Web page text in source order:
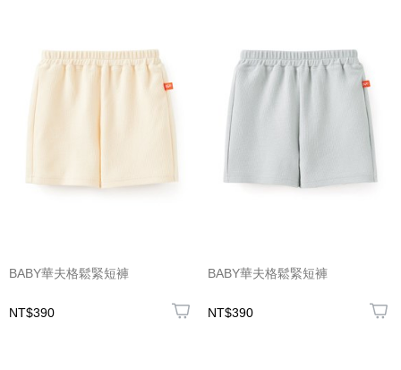
BABY華夫格鬆緊短褲
NT$390
BABY華夫格鬆緊短褲
NT$390